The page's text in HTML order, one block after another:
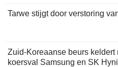
Tarwe stijgt door verstoring
Zuid-Koreaanse beurs keldert
koersval Samsung en SK